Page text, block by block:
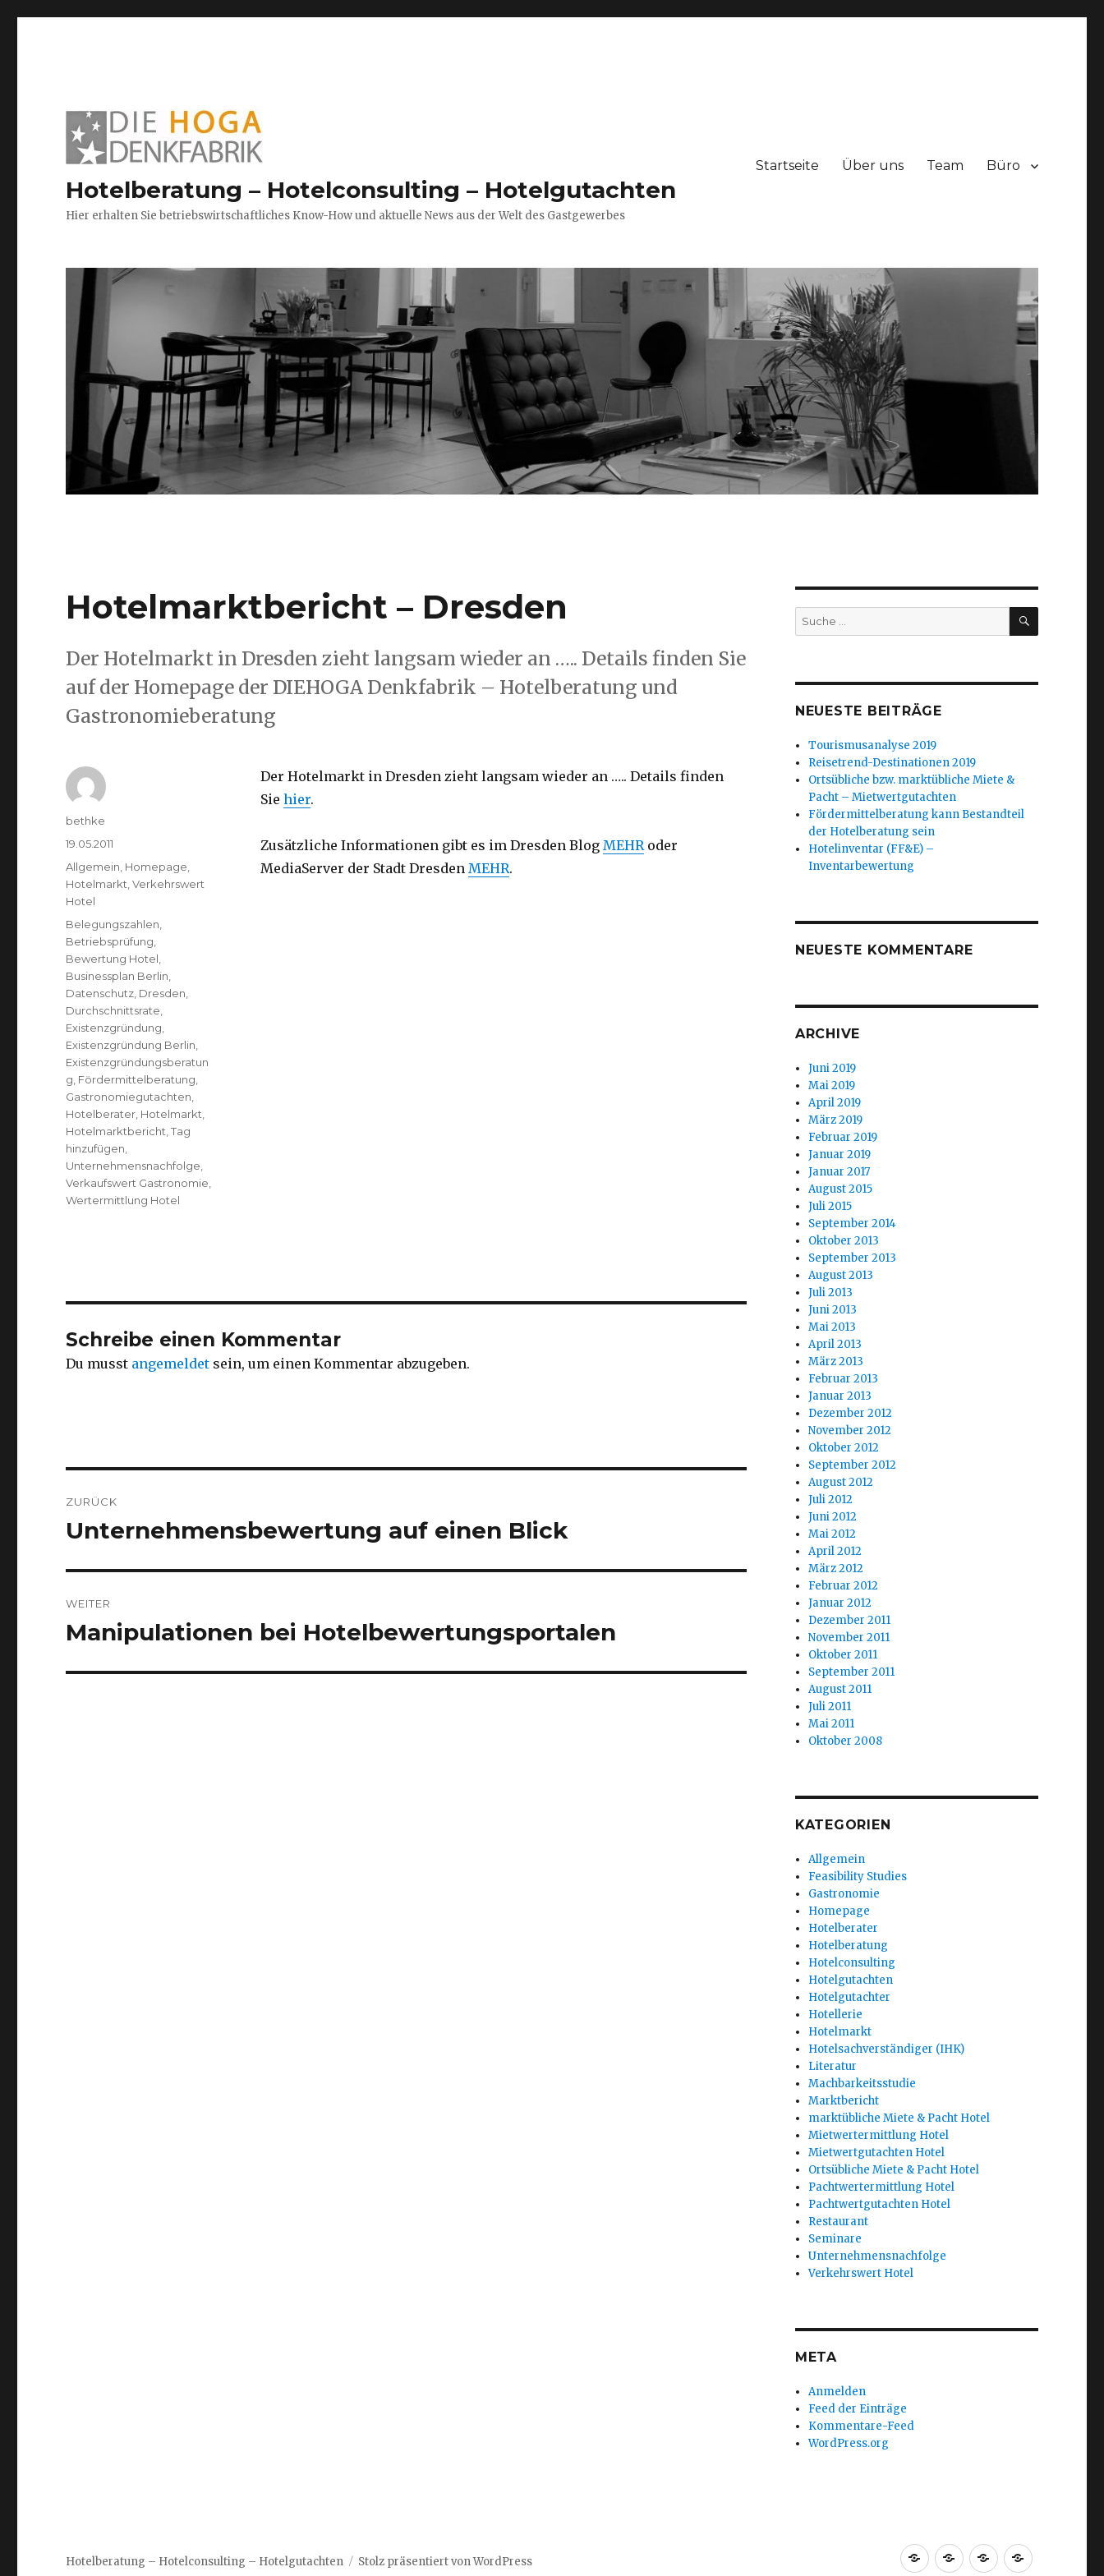
Hotelberatung – Hotelconsulting – Hotelgutachten
Hier erhalten Sie betriebswirtschaftliches Know-How und aktuelle News aus der Welt des Gastgewerbes
Startseite Über uns Team Büro
Hotelmarktbericht – Dresden
Der Hotelmarkt in Dresden zieht langsam wieder an ….. Details finden Sie
auf der Homepage der DIEHOGA Denkfabrik – Hotelberatung und
Gastronomieberatung
Der Hotelmarkt in Dresden zieht langsam wieder an ….. Details finden
Sie hier.
Zusätzliche Informationen gibt es im Dresden Blog MEHRoder
MediaServer der Stadt Dresden MEHR.
Autor
bethke
Veröffentlicht
am
19.05.2011
Kategorien
Allgemein Homepage
Hotelmarkt ,Verkehrswert
Hotel
Schlagwörter
Belegungszahlen
Betriebsprüfung
Bewertung Hotel
Businessplan Berlin
Datenschutz Dresden
Durchschnittsrate
Existenzgründung
Existenzgründung Berlin
Existenzgründungsberatun
g Fördermittelberatung
Gastronomiegutachten
Hotelberater Hotelmarkt
Hotelmarktbericht ,Tag
hinzufügen
Unternehmensnachfolge
Verkaufswert Gastronomie
Wertermittlung Hotel
Schreibe einen Kommentar
Du musst angemeldet sein, um einen Kommentar abzugeben.
Navigation
ZURÜCK
Vorheriger
Unternehmensbewertung auf einen Blick
WEITER
Nächster
Manipulationen bei Hotelbewertungsportalen
Suche
nach:
SUCHEN
NEUESTE BEITRÄGE
Tourismusanalyse 2019
Reisetrend-Destinationen 2019
Ortsübliche bzw. marktübliche Miete &
Pacht – Mietwertgutachten
Fördermittelberatung kann Bestandteil
der Hotelberatung sein
Hotelinventar (FF&E) –
Inventarbewertung
NEUESTE KOMMENTARE
ARCHIVE
Juni 2019
Mai 2019
April 2019
März 2019
Februar 2019
Januar 2019
Januar 2017
August 2015
Juli 2015
September 2014
Oktober 2013
September 2013
August 2013
Juli 2013
Juni 2013
Mai 2013
April 2013
März 2013
Februar 2013
Januar 2013
Dezember 2012
November 2012
Oktober 2012
September 2012
August 2012
Juli 2012
Juni 2012
Mai 2012
April 2012
März 2012
Februar 2012
Januar 2012
Dezember 2011
November 2011
Oktober 2011
September 2011
August 2011
Juli 2011
Mai 2011
Oktober 2008
KATEGORIEN
Allgemein
Feasibility Studies
Gastronomie
Homepage
Hotelberater
Hotelberatung
Hotelconsulting
Hotelgutachten
Hotelgutachter
Hotellerie
Hotelmarkt
Hotelsachverständiger (IHK)
Literatur
Machbarkeitsstudie
Marktbericht
marktübliche Miete & Pacht Hotel
Mietwertermittlung Hotel
Mietwertgutachten Hotel
Ortsübliche Miete & Pacht Hotel
Pachtwertermittlung Hotel
Pachtwertgutachten Hotel
Restaurant
Seminare
Unternehmensnachfolge
Verkehrswert Hotel
META
Anmelden
Feed der Einträge
Kommentare-Feed
WordPress.org
Startseite
Über TeamBüro
Hotelberatung – Hotelconsulting – Hotelgutachten Stolz präsentiert von WordPress